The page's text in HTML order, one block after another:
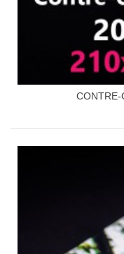
CONTRE-